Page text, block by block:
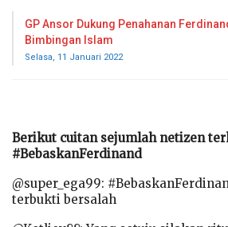
GP Ansor Dukung Penahanan
Bimbingan Islam
Selasa, 11 Januari 2022
Berikut cuitan sejumlah netizen
#BebaskanFerdinand
@super_ega99:
terbukti bersalah